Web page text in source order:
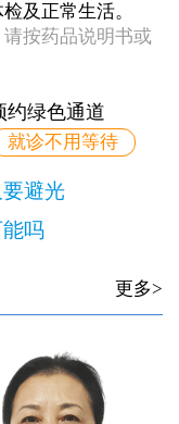
及正常生活。
按药品说明书或
约绿色通道
就诊不用等待
避光
吗
更多>